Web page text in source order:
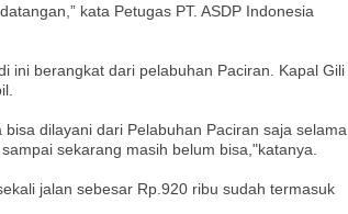
kata Petugas PT. ASDP Indonesia
ini berangkat dari pelabuhan Paciran. Kapal Gili
dilayani dari Pelabuhan Paciran saja selama
sekarang masih belum bisa,"katanya.
jalan sebesar Rp.920 ribu sudah termasuk